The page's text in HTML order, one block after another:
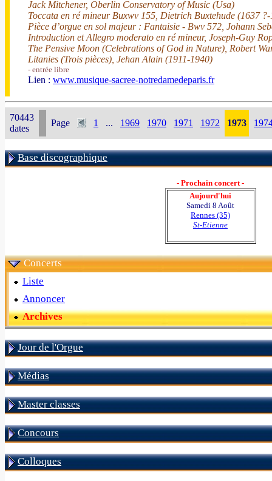
Jack Mitchener, Oberlin Conservatory of Music (Usa)
Toccata en ré mineur Buxwv 155, Dietrich Buxtehude (1637
Pièce d’orgue en sol majeur : Fantaisie - Bwv 572, Johann
Introduction et Allegro moderato en ré mineur, Joseph-Guy
The Pensive Moon (Celebrations of God in Nature), Robert
Litanies (Trois pièces), Jehan Alain (1911-1940)
- entrée libre
Lien : www.musique-sacree-notredamedeparis.fr
70443
dates
Page 1 ... 1969 1970 1971 1972 1973
Base discographique
- Prochain concert -
Aujourd'hui
Samedi 8 Août
Rennes (35)
St-Etienne
Concerts
Liste
Annoncer
Archives
Jour de l'Orgue
Médias
Master classes
Concours
Colloques